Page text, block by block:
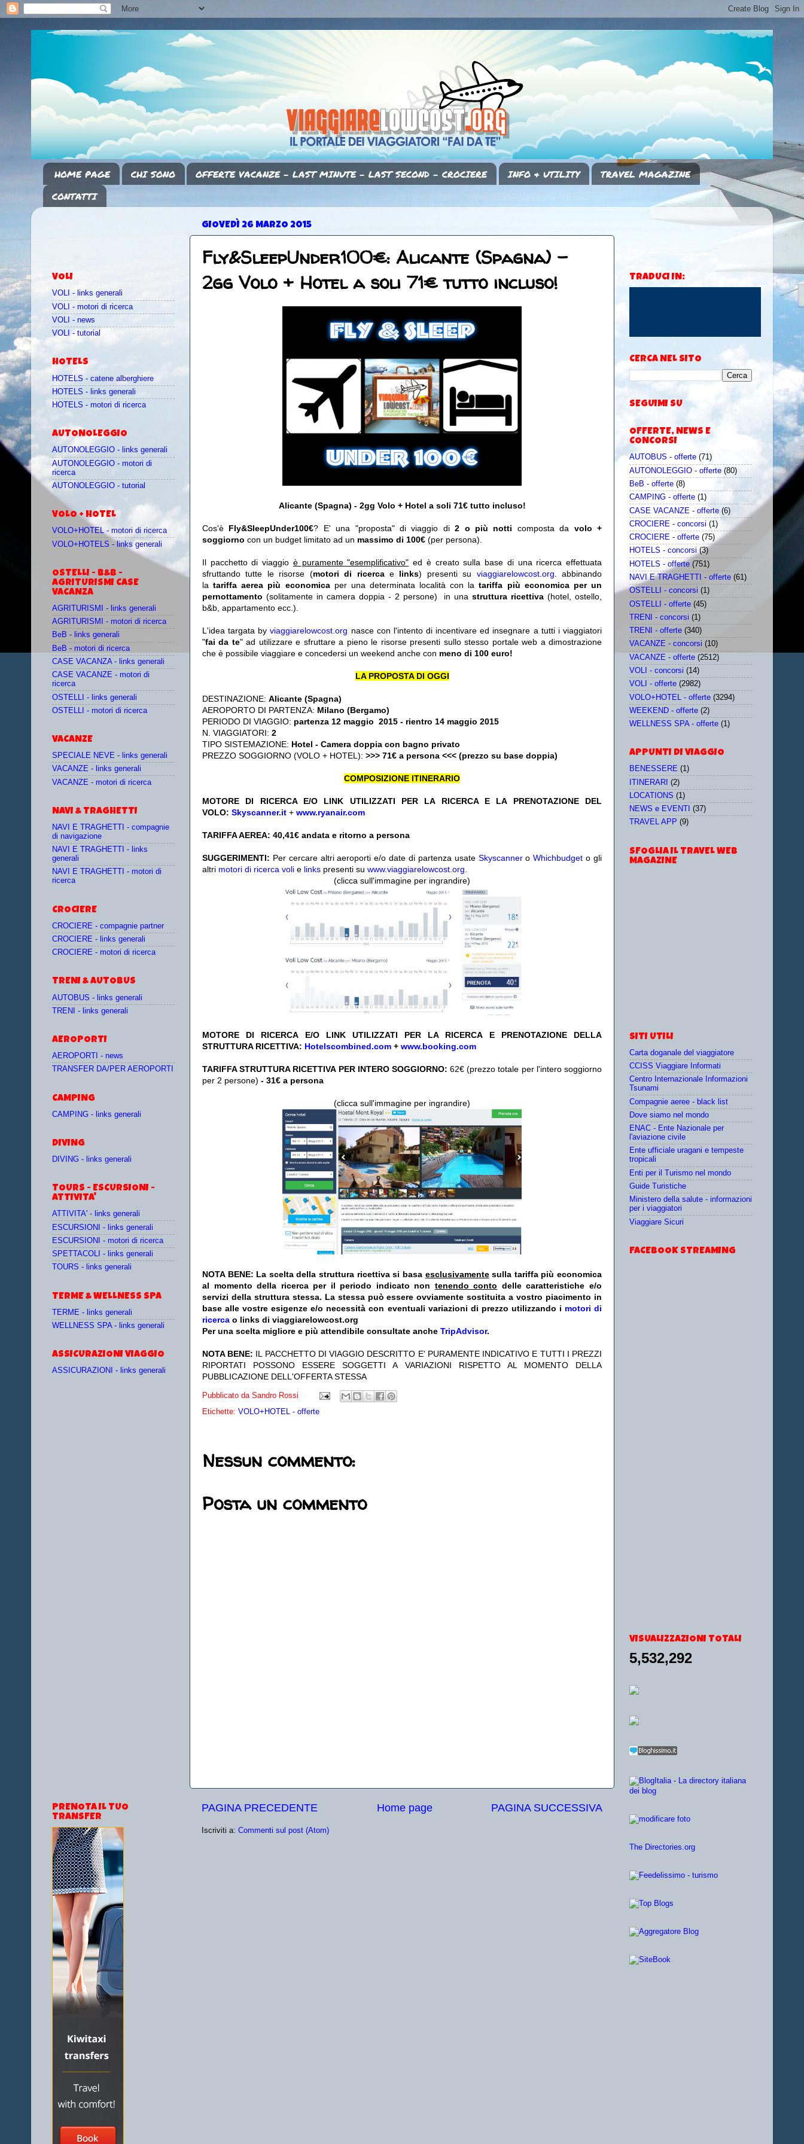
HOME PAGE CHI SONO OFFERTE VACANZE - LAST MINUTE - LAST SECOND - CROCIERE INFO & UTILITY
TRAVEL MAGAZINE
CONTATTI
GIOVEDÌ 26 MARZO 2015
Fly&SleepUnder100€: Alicante (Spagna) -
2gg Volo + Hotel a soli 71€ tutto incluso!
Alicante (Spagna) - 2gg Volo + Hotel a soli 71€ tutto incluso!
Cos'è Fly&SleepUnder100€? E' una "proposta" di viaggio di2 o più notti composta da volo +
soggiorno con un budget limitato ad un massimo di 100€ (per persona).
Il pacchetto di viaggio è puramente "esemplificativo" ed è creato sulla base di una ricerca effettuata
sfruttando tutte le risorse (motori di ricerca e links) presenti su viaggiarelowcost.org . abbinando
la tariffa aerea più economicaper una determinata località con latariffa più economica per un
pernottamento (solitamente in camera doppia - 2 persone) in unastruttura ricettiva (hotel, ostello,
b&b, appartamento ecc.).
L'idea targata byviaggiarelowcost.org nasce con l'intento di incentivare ed insegnare a tutti i viaggiatori
"fai da te" ad utilizzare e sfruttare a pieno le risorse presenti sullo stesso portale web a dimostrazione
che è possibile viaggiare e concedersi un weekend anche con meno di 100 euro!
LA PROPOSTA DI OGGI
DESTINAZIONE: Alicante (Spagna)
AEROPORTO DI PARTENZA: Milano (Bergamo)
PERIODO DI VIAGGIO: partenza 12 maggio 2015 - rientro 14 maggio 2015
N. VIAGGIATORI: 2
TIPO SISTEMAZIONE: Hotel - Camera doppia con bagno privato
PREZZO SOGGIORNO (VOLO + HOTEL): >>> 71€ a persona <<< (prezzo su base doppia)
COMPOSIZIONE ITINERARIO
MOTORE DI RICERCA E/O LINK UTILIZZATI PER LA RICERCA E LA PRENOTAZIONE DEL
VOLO: Skyscanner.it + www.ryanair.com
TARIFFA AEREA: 40,41€ andata e ritorno a persona
SUGGERIMENTI: Per cercare altri aeroporti e/o date di partenza usate SkyscanneroWhichbudget o gli
altri motori di ricerca voli e links presenti su www.viaggiarelowcost.org
(clicca sull'immagine per ingrandire)
MOTORE DI RICERCA E/O LINK UTILIZZATI PER LA RICERCA E PRENOTAZIONE DELLA
STRUTTURA RICETTIVA: Hotelscombined.com + www.booking.com
TARIFFA STRUTTURA RICETTIVA PER INTERO SOGGIORNO: 62€ (prezzo totale per l'intero soggiorno
per 2 persone) - 31€ a persona
(clicca sull'immagine per ingrandire)
NOTA BENE: La scelta della struttura ricettiva si basa esclusivamentesulla tariffa più economica
al momento della ricerca per il periodo indicato non tenendo conto delle caratteristiche e/o
servizi della struttura stessa. La stessa può essere ovviamente sostituita a vostro piacimento in
base alle vostre esigenze e/o necessità con eventuali variazioni di prezzo utilizzando i motori di
ricerca o links di viaggiarelowcost.org
Per una scelta migliore e più attendibile consultate anche TripAdvisor.
NOTA BENE: IL PACCHETTO DI VIAGGIO DESCRITTO E' PURAMENTE INDICATIVO E TUTTI I PREZZI
RIPORTATI POSSONO ESSERE SOGGETTI A VARIAZIONI RISPETTO AL MOMENTO DELLA
PUBBLICAZIONE DELL'OFFERTA STESSA
Pubblicato da Sandro Rossi
Etichette: VOLO+HOTEL - offerte
Nessun commento:
Posta un commento
PAGINA PRECEDENTE PAGINA SUCCESSIVA
Home page
Iscriviti a: Commenti sul post (Atom)
VOLI
VOLI - links generali
VOLI - motori di ricerca
VOLI - news
VOLI - tutorial
HOTELS
HOTELS - catene alberghiere
HOTELS - links generali
HOTELS - motori di ricerca
AUTONOLEGGIO
AUTONOLEGGIO - links generali
AUTONOLEGGIO - motori di
ricerca
AUTONOLEGGIO - tutorial
VOLO + HOTEL
VOLO+HOTEL - motori di ricerca
VOLO+HOTELS - links generali
OSTELLI - B&B -
AGRITURISMI CASE
VACANZA
AGRITURISMI - links generali
AGRITURISMI - motori di ricerca
BeB - links generali
BeB - motori di ricerca
CASE VACANZA - links generali
CASE VACANZE - motori di
ricerca
OSTELLI - links generali
OSTELLI - motori di ricerca
VACANZE
SPECIALE NEVE - links generali
VACANZE - links generali
VACANZE - motori di ricerca
NAVI & TRAGHETTI
NAVI E TRAGHETTI - compagnie
di navigazione
NAVI E TRAGHETTI - links
generali
NAVI E TRAGHETTI - motori di
ricerca
CROCIERE
CROCIERE - compagnie partner
CROCIERE - links generali
CROCIERE - motori di ricerca
TRENI & AUTOBUS
AUTOBUS - links generali
TRENI - links generali
AEROPORTI
AEROPORTI - news
TRANSFER DA/PER AEROPORTI
CAMPING
CAMPING - links generali
DIVING
DIVING - links generali
TOURS - ESCURSIONI -
ATTIVITA'
ATTIVITA' - links generali
ESCURSIONI - links generali
ESCURSIONI - motori di ricerca
SPETTACOLI - links generali
TOURS - links generali
TERME & WELLNESS SPA
TERME - links generali
WELLNESS SPA - links generali
ASSICURAZIONI VIAGGIO
ASSICURAZIONI - links generali
PRENOTA IL TUO
TRANSFER
TRADUCI IN:
CERCA NEL SITO
SEGUIMI SU
OFFERTE, NEWS E
CONCORSI
AUTOBUS - offerte (71)
AUTONOLEGGIO - offerte (80)
BeB - offerte (8)
CAMPING - offerte (1)
CASE VACANZE - offerte (6)
CROCIERE - concorsi (1)
CROCIERE - offerte (75)
HOTELS - concorsi (3)
HOTELS - offerte (751)
NAVI E TRAGHETTI - offerte (61)
OSTELLI - concorsi (1)
OSTELLI - offerte (45)
TRENI - concorsi (1)
TRENI - offerte (340)
VACANZE - concorsi (10)
VACANZE - offerte (2512)
VOLI - concorsi (14)
VOLI - offerte (2982)
VOLO+HOTEL - offerte (3294)
WEEKEND - offerte (2)
WELLNESS SPA - offerte (1)
APPUNTI DI VIAGGIO
BENESSERE (1)
ITINERARI (2)
LOCATIONS (1)
NEWS e EVENTI
(37)
TRAVEL APP (9)
SFOGLIA IL TRAVEL WEB
MAGAZINE
SITI UTILI
Carta doganale del viaggiatore
CCISS Viaggiare Informati
Centro Internazionale Informazioni
Tsunami
Compagnie aeree - black list
Dove siamo nel mondo
ENAC - Ente Nazionale per
l'aviazione civile
Ente ufficiale uragani e tempeste
tropicali
Enti per il Turismo nel mondo
Guide Turistiche
Ministero della salute - informazioni
per i viaggiatori
Viaggiare Sicuri
FACEBOOK STREAMING
VISUALIZZAZIONI TOTALI
5,532,292
The Directories.org